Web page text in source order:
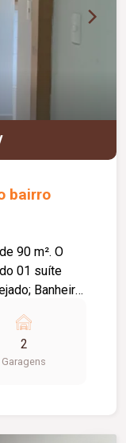
bairro
90 m². O
01 suíte
Banheiro
Torre
2
Garagens